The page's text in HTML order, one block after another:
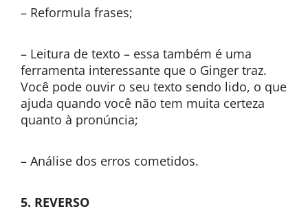
– Reformula frases;
– Leitura de texto – essa também é uma
ferramenta interessante que o Ginger traz.
Você pode ouvir o seu texto sendo lido, o que
ajuda quando você não tem muita certeza
quanto à pronúncia;
– Análise dos erros cometidos.
5. REVERSO